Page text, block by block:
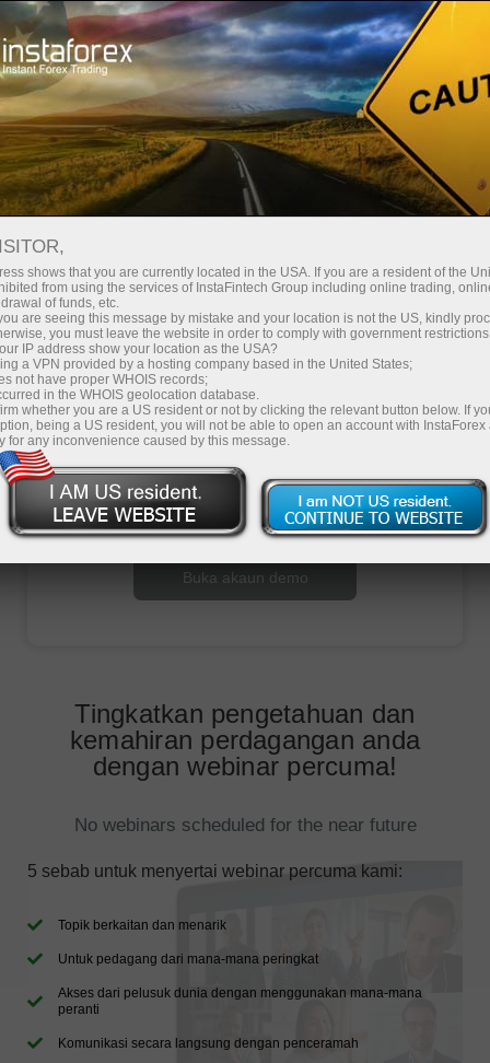
Untuk Pedagang Baru
Webinar InstaForex
Percuma
Pelajari semua selok-belok perdagangan Forex
dan tingkatkan kemahiran anda dengan
pasukan pakar kami dari seluruh dunia
Buka akaun perdagangan
Buka akaun demo
Tingkatkan pengetahuan dan
kemahiran perdagangan anda
dengan webinar percuma!
No webinars scheduled for the near future
5 sebab untuk menyertai webinar percuma kami:
Topik berkaitan dan menarik
Untuk pedagang dari mana-mana peringkat
Akses dari pelusuk dunia dengan menggunakan mana-mana
peranti
Komunikasi secara langsung dengan penceramah
shows that you are currently located in the USA. If you are a resident of the
from using the services of InstaFintech Group including online trading,
of funds, etc.
are seeing this message by mistake and your location is not the US, kindly
you must leave the website in order to comply with government
IP address show your location as the USA?
a VPN provided by a hosting company based in the United States;
not have proper WHOIS records;
in the WHOIS geolocation database.
whether you are a US resident or not by clicking the relevant button below. If
being a US resident, you will not be able to open an account with InstaForex
for any inconvenience caused by this message.